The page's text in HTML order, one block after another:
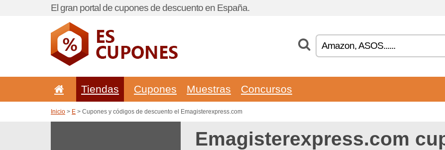
El gran portal de cupones de descuento en España.
Tiendas Cupones Muestras Concursos
Inicio > E > Cupones y códigos de descuento el Emagisterexpress.com
Emagisterexpress.com